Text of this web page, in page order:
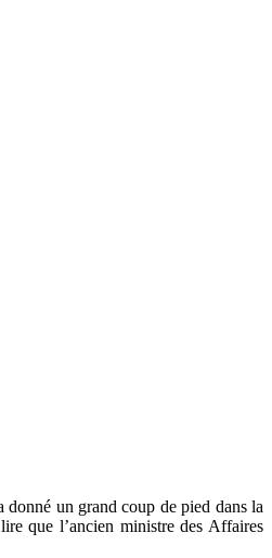
donné un grand coup de pied dans la
que l’ancien ministre des Affaires